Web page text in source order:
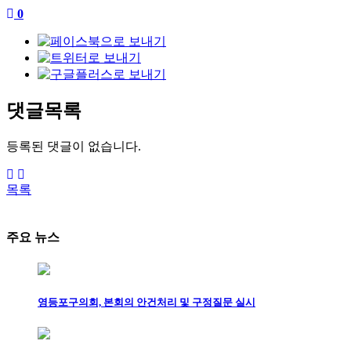
0
댓글목록
등록된 댓글이 없습니다.
목록
주요 뉴스
영등포구의회, 본회의 안건처리 및 구정질문 실시